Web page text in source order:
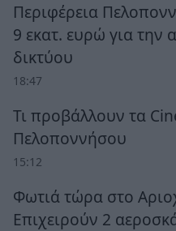
Περιφέρεια
9 εκατ. ευρώ για την
δικτύου
18:47
Τι προβάλλουν τα
Πελοποννήσου
15:12
Φωτιά τώρα στο
Επιχειρούν 2